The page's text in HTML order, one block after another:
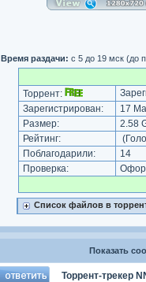
Время раздачи: с 5 до 19 мск (до
Торрент:
Зарегистрирован:
17
Размер:
2.58
Рейтинг:
Поблагодарили:
14
Проверка:
Список файлов в
Показать
Торрент-трекер